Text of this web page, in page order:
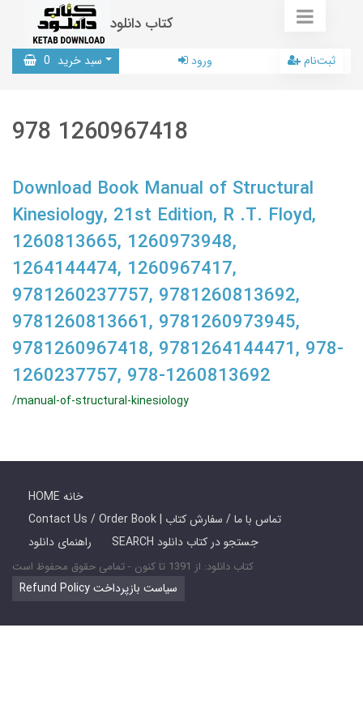
کتاب دانلود
سبد خرید 0 ورود ثبت‌نام
978 1260967418
Download Book Manual of Structural
Kinesiology, 21st Edition, R .T. Floyd,
1260813665, 1260973948,
1264144474, 1260967417,
9781260237757, 9781260813692,
9781260813661, 9781260973945,
9781260967418, 9781264144471, 978-
1260237757, 978-1260813692
/manual-of-structural-kinesiology
HOME خانه
Contact Us / Order Book | تماس با ما / سفارش کتاب
راهنمای دانلود
SEARCH جستجو در کتاب دانلود
کتاب دانلود: از 1391 تا کنون - تمامی حقوق محفوظ است
Refund Policy سیاست بازپرداخت